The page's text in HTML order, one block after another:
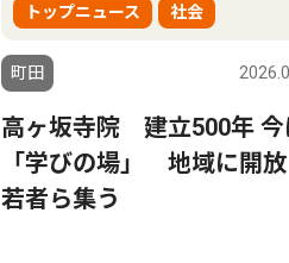
トップニュース 社会
町田
高ヶ坂寺院 建立500年 今
「学びの場」 地域に開
若者ら集う